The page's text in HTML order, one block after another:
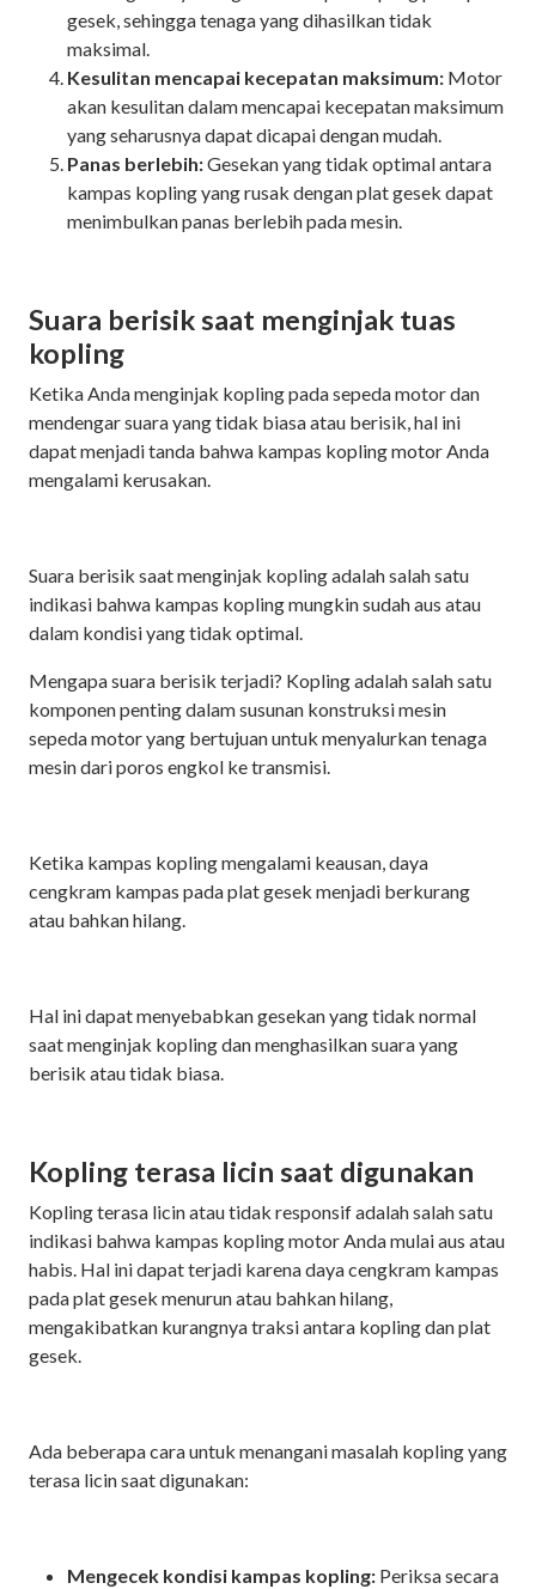
gesek, sehingga tenaga yang dihasilkan tidak
maksimal.
Kesulitan mencapai kecepatan maksimum: Motor
akan kesulitan dalam mencapai kecepatan maksimum
yang seharusnya dapat dicapai dengan mudah.
Panas berlebih:Gesekan yang tidak optimal antara
kampas kopling yang rusak dengan plat gesek dapat
menimbulkan panas berlebih pada mesin.
Suara berisik saat menginjak tuas
kopling
Ketika Anda menginjak kopling pada sepeda motor dan
mendengar suara yang tidak biasa atau berisik, hal ini
dapat menjadi tanda bahwa kampas kopling motor Anda
mengalami kerusakan.
Suara berisik saat menginjak kopling adalah salah satu
indikasi bahwa kampas kopling mungkin sudah aus atau
dalam kondisi yang tidak optimal.
Mengapa suara berisik terjadi? Kopling adalah salah satu
komponen penting dalam susunan konstruksi mesin
sepeda motor yang bertujuan untuk menyalurkan tenaga
mesin dari poros engkol ke transmisi.
Ketika kampas kopling mengalami keausan, daya
cengkram kampas pada plat gesek menjadi berkurang
atau bahkan hilang.
Hal ini dapat menyebabkan gesekan yang tidak normal
saat menginjak kopling dan menghasilkan suara yang
berisik atau tidak biasa.
Kopling terasa licin saat digunakan
Kopling terasa licin atau tidak responsif adalah salah satu
indikasi bahwa kampas kopling motor Anda mulai aus atau
habis. Hal ini dapat terjadi karena daya cengkram kampas
pada plat gesek menurun atau bahkan hilang,
mengakibatkan kurangnya traksi antara kopling dan plat
gesek.
Ada beberapa cara untuk menangani masalah kopling yang
terasa licin saat digunakan:
Mengecek kondisi kampas kopling: Periksa secara